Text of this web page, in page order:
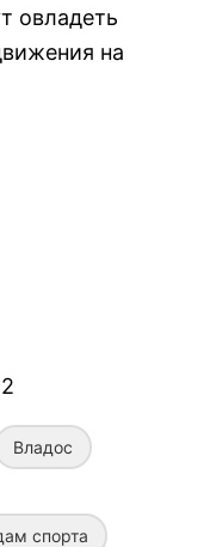
овладеть
на
Владос
спорта